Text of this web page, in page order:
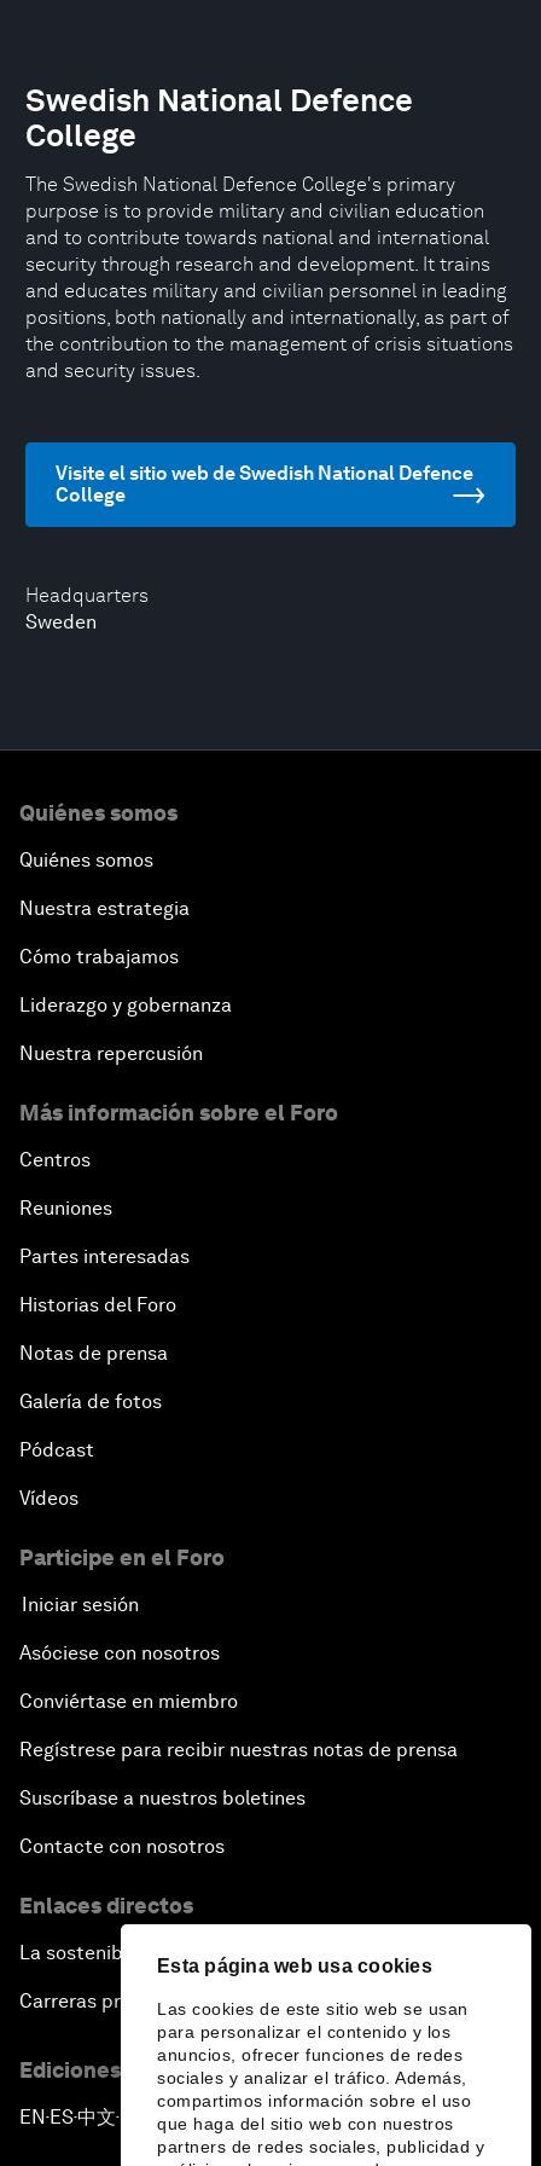
Esta página web usa cookies
Las cookies de este sitio web se usan
para personalizar el contenido y los
anuncios, ofrecer funciones de redes
sociales y analizar el tráfico. Además,
compartimos información sobre el uso
que haga del sitio web con nuestros
partners de redes sociales, publicidad y
Headquarters
Sweden
Swedish National Defence
College
The Swedish National Defence College's primary
purpose is to provide military and civilian education
and to contribute towards national and international
security through research and development. It trains
and educates military and civilian personnel in leading
positions, both nationally and internationally, as part of
the contribution to the management of crisis situations
and security issues.
Visite el sitio web de Swedish National Defence
College
Quiénes somos
Quiénes somos
Nuestra estrategia
Cómo trabajamos
Liderazgo y gobernanza
Nuestra repercusión
Más información sobre el Foro
Centros
Reuniones
Partes interesadas
Historias del Foro
Notas de prensa
Galería de fotos
Pódcast
Vídeos
Participe en el Foro
Iniciar sesión
Asóciese con nosotros
Conviértase en miembro
Regístrese para recibir nuestras notas de prensa
Suscríbase a nuestros boletines
Contacte con nosotros
Enlaces directos
La sostenibilidad en el Foro
Carreras profesionales
Ediciones en otros idiomas
EN ▪ES▪中文▪ 日本語